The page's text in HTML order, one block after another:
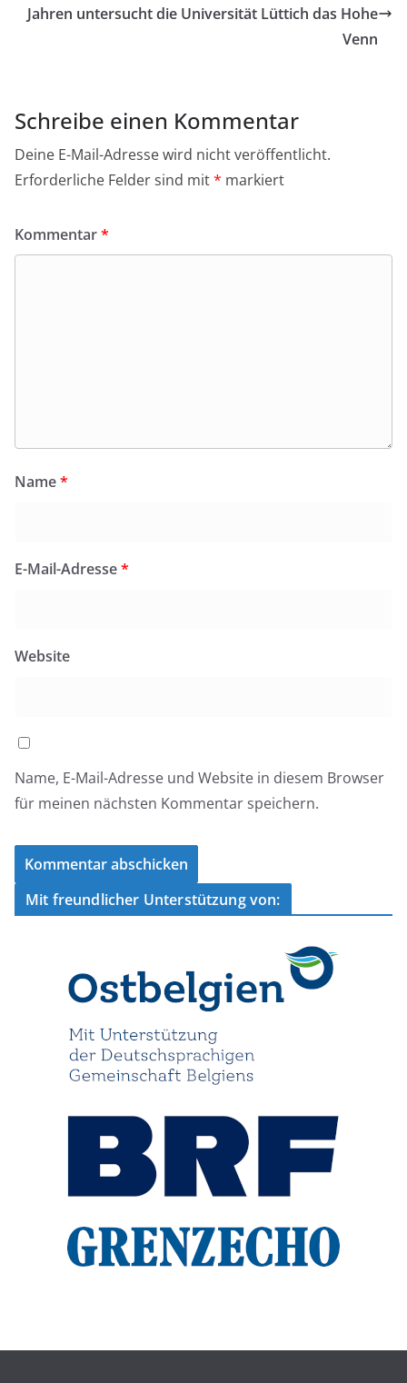
Jahren untersucht die Universität Lüttich das Hohe
Venn
Schreibe einen Kommentar
Deine E-Mail-Adresse wird nicht veröffentlicht.
Erforderliche Felder sind mit* markiert
Kommentar*
Name*
E-Mail-Adresse*
Website
Name, E-Mail-Adresse und Website in diesem Browser
für meinen nächsten Kommentar speichern.
Mit freundlicher Unterstützung von: